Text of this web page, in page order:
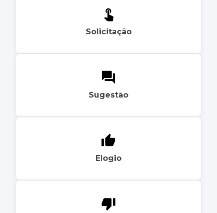
Solicitação
Sugestão
Elogio